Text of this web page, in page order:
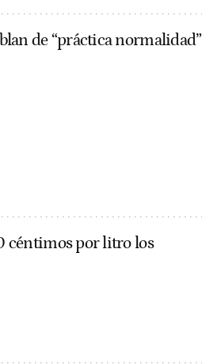
de “práctica normalidad”
céntimos por litro los